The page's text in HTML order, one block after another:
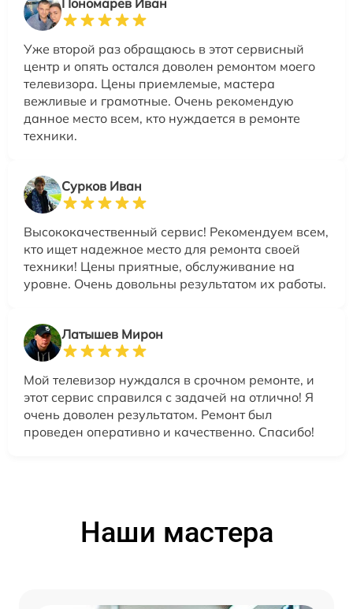
Уже второй раз обращаюсь в этот сервисный
центр и опять остался доволен ремонтом моего
телевизора. Цены приемлемые, мастера
вежливые и грамотные. Очень рекомендую
данное место всем, кто нуждается в ремонте
техники.
Сурков Иван
Высококачественный сервис! Рекомендуем всем,
кто ищет надежное место для ремонта своей
техники! Цены приятные, обслуживание на
уровне. Очень довольны результатом их работы.
Латышев Мирон
Мой телевизор нуждался в срочном ремонте, и
этот сервис справился с задачей на отлично! Я
очень доволен результатом. Ремонт был
проведен оперативно и качественно. Спасибо!
Наши мастера